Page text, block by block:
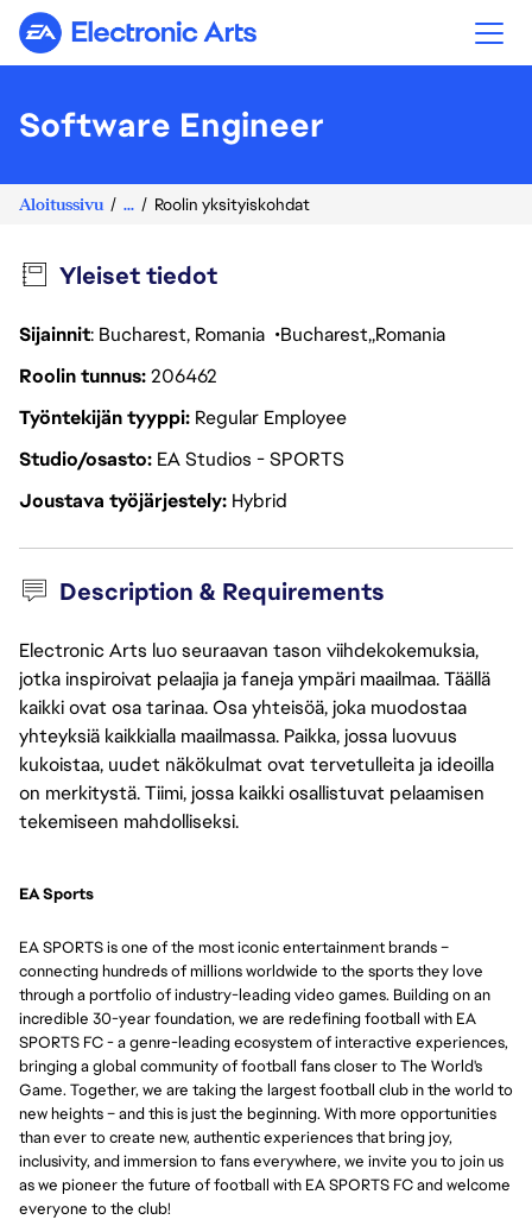
Electronic Arts
Software Engineer
Aloitussivu ... Roolin yksityiskohdat
Yleiset tiedot
Sijainnit: Bucharest, Romania Bucharest Romania
Roolin tunnus206462
Työntekijän tyyppi Regular Employee
Studio/osasto EA Studios - SPORTS
Joustava työjärjestely Hybrid
Description & Requirements
Electronic Arts luo seuraavan tason viihdekokemuksia,
jotka inspiroivat pelaajia ja faneja ympäri maailmaa. Täällä
kaikki ovat osa tarinaa. Osa yhteisöä, joka muodostaa
yhteyksiä kaikkialla maailmassa. Paikka, jossa luovuus
kukoistaa, uudet näkökulmat ovat tervetulleita ja ideoilla
on merkitystä. Tiimi, jossa kaikki osallistuvat pelaamisen
tekemiseen mahdolliseksi.
EA Sports
EA SPORTS is one of the most iconic entertainment brands –
connecting hundreds of millions worldwide to the sports they love
through a portfolio of industry-leading video games. Building on an
incredible 30-year foundation, we are redefining football with EA
SPORTS FC - a genre-leading ecosystem of interactive experiences,
bringing a global community of football fans closer to The World's
Game. Together, we are taking the largest football club in the world to
new heights – and this is just the beginning. With more opportunities
than ever to create new, authentic experiences that bring joy,
inclusivity, and immersion to fans everywhere, we invite you to join us
as we pioneer the future of football with EA SPORTS FC and welcome
everyone to the club!